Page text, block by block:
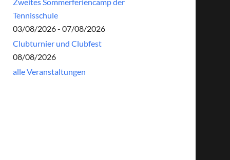
Tennisschule
03/08/2026 - 07/08/2026
Clubturnier und Clubfest
08/08/2026
alle Veranstaltungen